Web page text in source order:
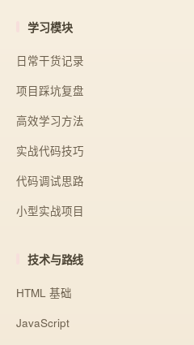
学习模块
日常干货记录
项目踩坑复盘
高效学习方法
实战代码技巧
代码调试思路
小型实战项目
技术与路线
HTML 基础
JavaScript